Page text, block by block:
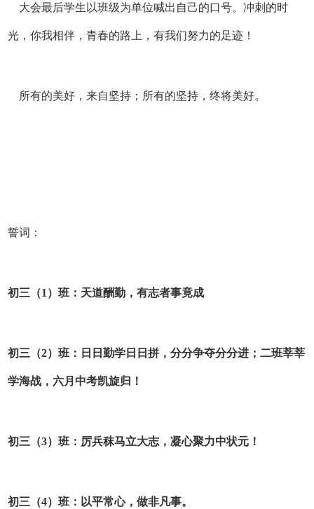
大会最后学生以班级为单位喊出自己的口号。冲刺的时
光，你我相伴，青春的路上，有我们努力的足迹！
所有的美好，来自坚持；所有的坚持，终将美好。
誓词：
初三 （1）班： 天道酬勤，有志者事竟成
初三（2）班 ：日日勤学日日拼，分分争夺分分进；二班莘莘
学海战，六月中考凯旋归！
初三（3）班 ：厉兵秣马立大志，凝心聚力中状元！
初三（4）班 ：以平常心，做非凡事。